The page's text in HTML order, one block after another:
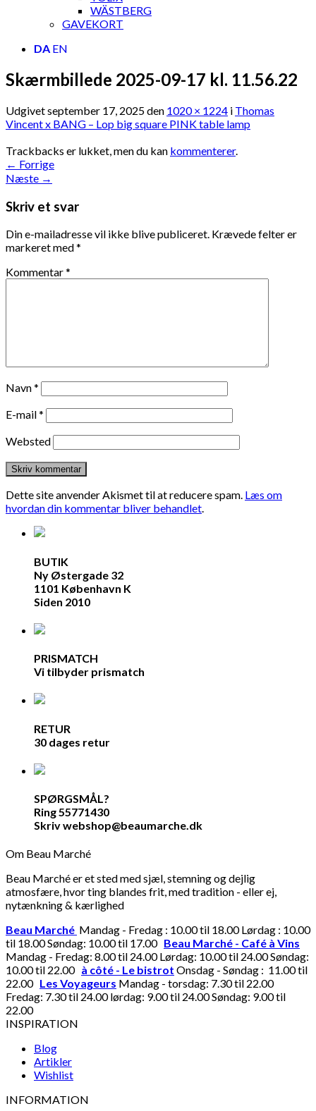
WÄSTBERG
GAVEKORT
DA EN
Skærmbillede 2025-09-17 kl. 11.56.22
Udgivetseptember 17, 2025den 1020 × 1224 i Thomas
Vincent x BANG – Lop big square PINK table lamp
Trackbacks er lukket, men du kan kommenterer.
← Forrige
Næste →
Skriv et svar
Din e-mailadresse vil ikke blive publiceret. Krævede felter er
markeret med*
Kommentar*
Navn*
E-mail*
Websted
Dette site anvender Akismet til at reducere spam. Læs om
hvordan din kommentar bliver behandlet.
BUTIK
Ny Østergade 32
1101 København K
Siden 2010
PRISMATCH
Vi tilbyder prismatch
RETUR
30 dages retur
SPØRGSMÅL?
Ring 55771430
Skriv webshop@beaumarche.dk
Om Beau Marché
Beau Marché er et sted med sjæl, stemning og dejlig
atmosfære, hvor ting blandes frit, med tradition - eller ej,
nytænkning & kærlighed
Beau Marché Mandag - Fredag : 10.00 til 18.00 Lørdag : 10.00
til 18.00 Søndag: 10.00 til 17.00 Beau Marché - Café à Vins
Mandag - Fredag: 8.00 til 24.00 Lørdag: 10.00 til 24.00 Søndag:
10.00 til 22.00 à côté - Le bistrot Onsdag - Søndag : 11.00 til
22.00 Les Voyageurs Mandag - torsdag: 7.30 til 22.00
Fredag: 7.30 til 24.00 lørdag: 9.00 til 24.00 Søndag: 9.00 til
22.00
INSPIRATION
Blog
Artikler
Wishlist
INFORMATION